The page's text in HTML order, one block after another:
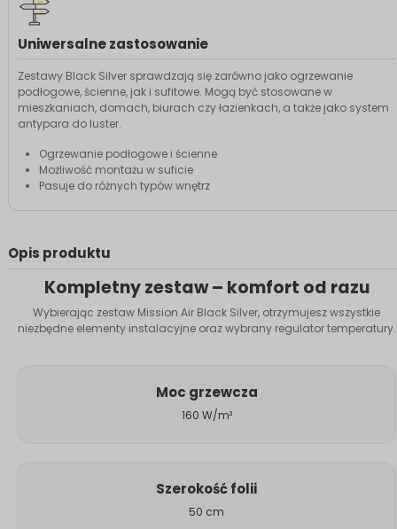
Uniwersalne zastosowanie
Zestawy Black Silver sprawdzają się zarówno jako ogrzewanie
podłogowe, ścienne, jak i sufitowe. Mogą być stosowane w
mieszkaniach, domach, biurach czy łazienkach, a także jako system
antypara do luster.
Ogrzewanie podłogowe i ścienne
Możliwość montażu w suficie
Pasuje do różnych typów wnętrz
Opis produktu
Kompletny zestaw – komfort od razu
Wybierając zestaw Mission Air Black Silver, otrzymujesz wszystkie
niezbędne elementy instalacyjne oraz wybrany regulator temperatury.
Moc grzewcza
160 W/m²
Szerokość folii
50 cm